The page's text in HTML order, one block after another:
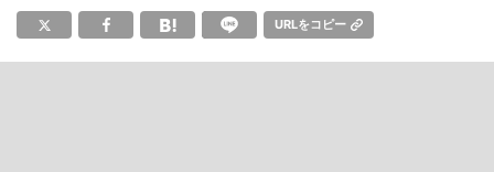
URLをコピー